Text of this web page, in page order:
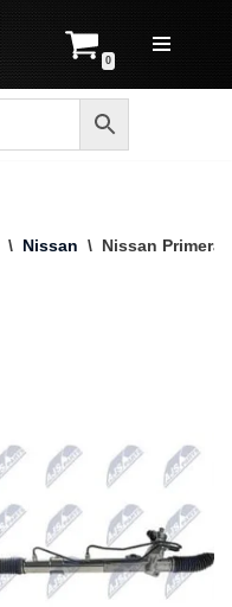
0
\ Nissan \ Nissan Primera